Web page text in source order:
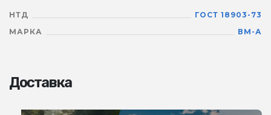
НТД
ГОСТ 18903-73
МАРКА
ВМ-А
Доставка